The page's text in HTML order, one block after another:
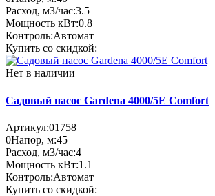
Расход, м3/час:3.5
Мощность кВт:0.8
Контроль:Автомат
Купить со скидкой:
Нет в наличии
Садовый насос Gardena 4000/5E Comfort
Артикул:01758
0Напор, м:45
Расход, м3/час:4
Мощность кВт:1.1
Контроль:Автомат
Купить со скидкой: